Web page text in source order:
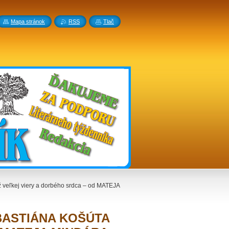
veľkej viery a dorbého srdca – od MATEJA
KOŠÚTA
Mapa stránok RSS Tlač